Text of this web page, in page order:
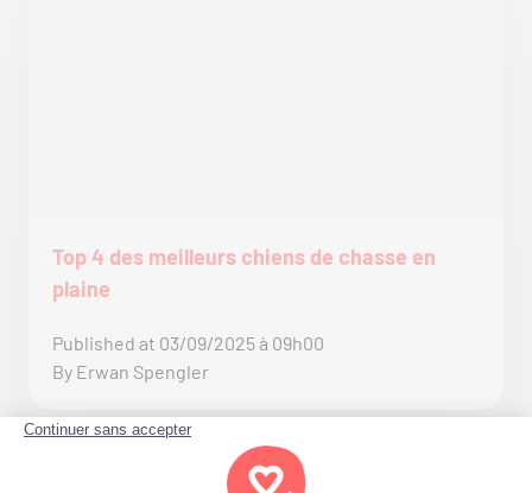
Top 4 des meilleurs chiens de chasse en
plaine
Published at 03/09/2025 à 09h00
By Erwan Spengler